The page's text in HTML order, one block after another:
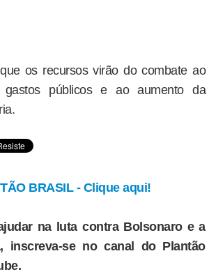
os recursos virão do combate ao
gastos públicos e ao aumento da
BRASIL - Clique aqui!
na luta contra Bolsonaro e a
inscreva-se no canal do Plantão